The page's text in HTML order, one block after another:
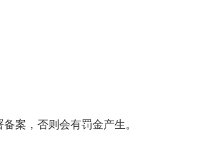
案，否则会有罚金产生。